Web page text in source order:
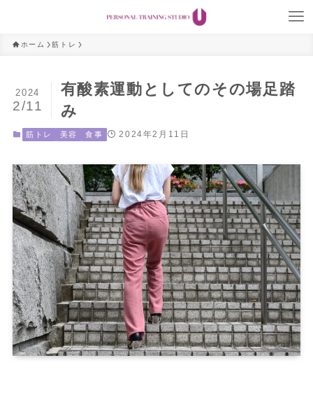
ホーム 筋トレ
有酸素運動としてのその場足踏
み
2024
2/11
筋トレ 美容 食事 2024年2月11日